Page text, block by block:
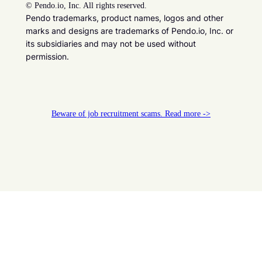
© Pendo.io, Inc. All rights reserved.
Pendo trademarks, product names, logos and other
marks and designs are trademarks of Pendo.io, Inc. or
its subsidiaries and may not be used without
permission.
Beware of job recruitment scams. Read more ->